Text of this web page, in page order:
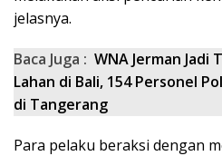
jelasnya.
Baca Juga : WNA Jerman Jadi
Lahan di Bali, 154 Personel
di Tangerang
Para pelaku beraksi dengan